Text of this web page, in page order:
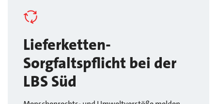
Lieferketten-
Sorgfaltspflicht bei der
LBS Süd